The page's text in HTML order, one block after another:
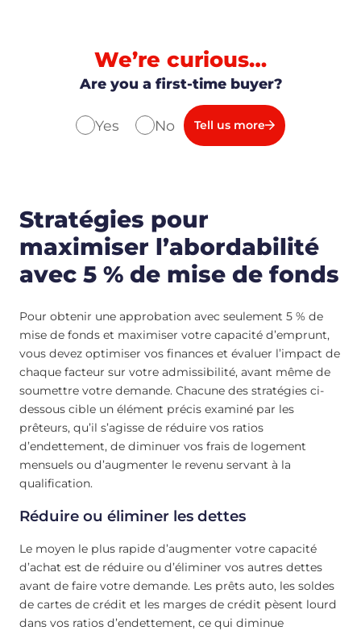
We’re curious…
Are you a first-time buyer?
Yes No Tell us more
Stratégies pour
maximiser l’abordabilité
avec 5 % de mise de fonds
Pour obtenir une approbation avec seulement 5 % de
mise de fonds et maximiser votre capacité d’emprunt,
vous devez optimiser vos finances et évaluer l’impact de
chaque facteur sur votre admissibilité, avant même de
soumettre votre demande. Chacune des stratégies ci-
dessous cible un élément précis examiné par les
prêteurs, qu’il s’agisse de réduire vos ratios
d’endettement, de diminuer vos frais de logement
mensuels ou d’augmenter le revenu servant à la
qualification.
Réduire ou éliminer les dettes
Le moyen le plus rapide d’augmenter votre capacité
d’achat est de réduire ou d’éliminer vos autres dettes
avant de faire votre demande. Les prêts auto, les soldes
de cartes de crédit et les marges de crédit pèsent lourd
dans vos ratios d’endettement, ce qui diminue